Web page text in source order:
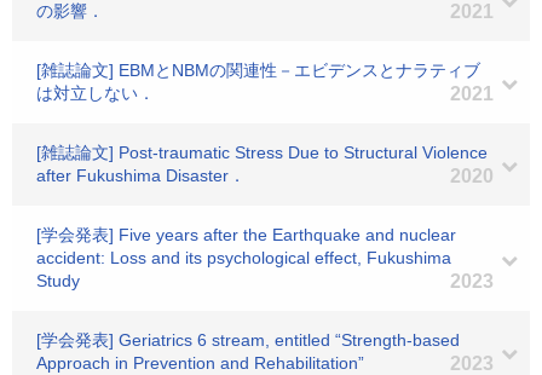
の影響．
2021
[雑誌論文] EBMとNBMの関連性－エビデンスとナラティブ
は対立しない．
2021
[雑誌論文] Post-traumatic Stress Due to Structural Violence
after Fukushima Disaster．
2020
[学会発表] Five years after the Earthquake and nuclear
accident: Loss and its psychological effect, Fukushima
Study
2023
[学会発表] Geriatrics 6 stream, entitled “Strength-based
Approach in Prevention and Rehabilitation”
2023